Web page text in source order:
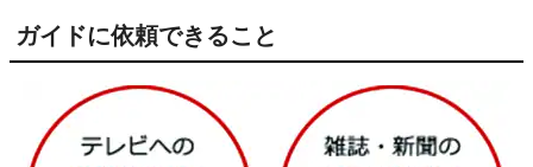
ガイドに依頼できること